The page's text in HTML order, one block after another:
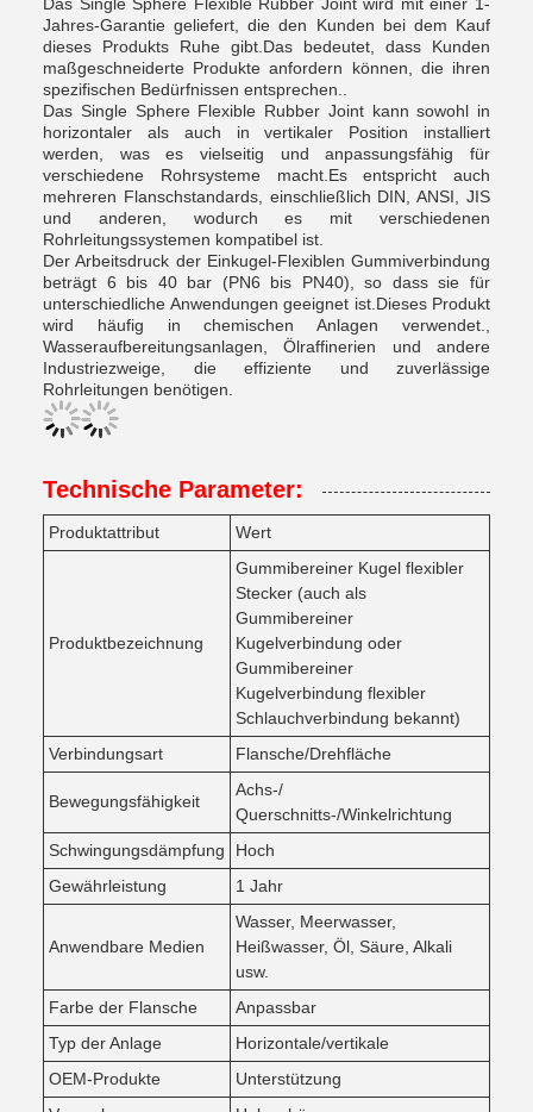
Jahres-Garantie geliefert, die den Kunden bei dem Kauf
dieses Produkts Ruhe gibt.Das bedeutet, dass Kunden
maßgeschneiderte Produkte anfordern können, die ihren
spezifischen Bedürfnissen entsprechen..
Das Single Sphere Flexible Rubber Joint kann sowohl in
horizontaler als auch in vertikaler Position installiert
werden, was es vielseitig und anpassungsfähig für
verschiedene Rohrsysteme macht.Es entspricht auch
mehreren Flanschstandards, einschließlich DIN, ANSI, JIS
und anderen, wodurch es mit verschiedenen
Rohrleitungssystemen kompatibel ist.
Der Arbeitsdruck der Einkugel-Flexiblen Gummiverbindung
beträgt 6 bis 40 bar (PN6 bis PN40), so dass sie für
unterschiedliche Anwendungen geeignet ist.Dieses Produkt
wird häufig in chemischen Anlagen verwendet.,
Wasseraufbereitungsanlagen, Ölraffinerien und andere
Industriezweige, die effiziente und zuverlässige
Rohrleitungen benötigen.
Technische Parameter:
Produktattribut Wert
Produktbezeichnung
Gummibereiner Kugel flexibler
Stecker (auch als
Gummibereiner
Kugelverbindung oder
Gummibereiner
Kugelverbindung flexibler
Schlauchverbindung bekannt)
Verbindungsart
Flansche/Drehfläche
Bewegungsfähigkeit
Achs-/
Querschnitts-/Winkelrichtung
Schwingungsdämpfung
Hoch
Gewährleistung
1 Jahr
Anwendbare Medien
Wasser, Meerwasser,
Heißwasser, Öl, Säure, Alkali
usw.
Farbe der Flansche
Anpassbar
Typ der Anlage
Horizontale/vertikale
OEM-Produkte
Unterstützung